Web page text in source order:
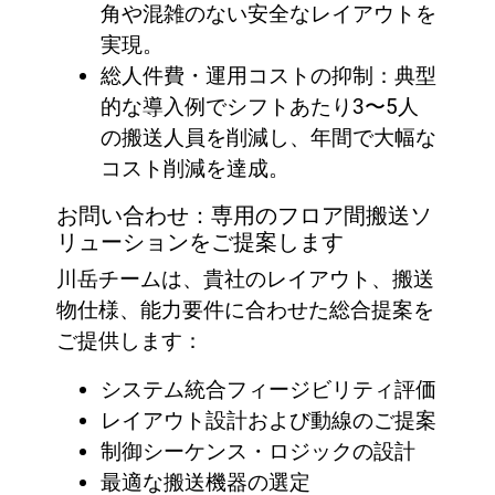
角や混雑のない安全なレイアウトを
実現。
総人件費・運用コストの抑制：典型
的な導入例でシフトあたり3〜5人
の搬送人員を削減し、年間で大幅な
コスト削減を達成。
お問い合わせ：専用のフロア間搬送ソ
リューションをご提案します
川岳チームは、貴社のレイアウト、搬送
物仕様、能力要件に合わせた総合提案を
ご提供します：
システム統合フィージビリティ評価
レイアウト設計および動線のご提案
制御シーケンス・ロジックの設計
最適な搬送機器の選定